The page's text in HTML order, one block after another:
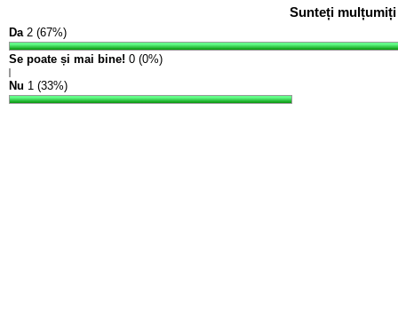
Sunteți mulțumiți
Da2 (67%)
Se poate și mai bine! 0 (0%)
Nu 1 (33%)